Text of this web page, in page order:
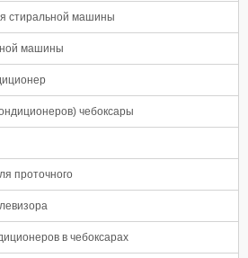
стиральной машины
машины
чебоксары
проточного
в чебоксарах